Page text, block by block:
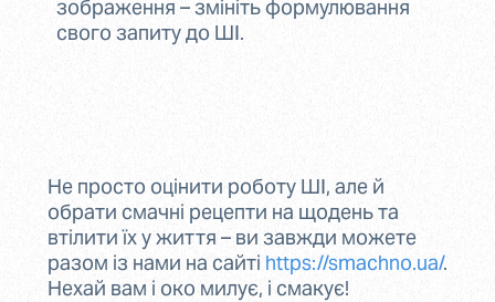
зображення – змініть формулювання
свого запиту до ШІ.
Не просто оцінити роботу ШІ, але й
обрати смачні рецепти на щодень та
втілити їх у життя – ви завжди можете
разом із нами на сайті https://smachno.ua/.
Нехай вам і око милує, і смакує!